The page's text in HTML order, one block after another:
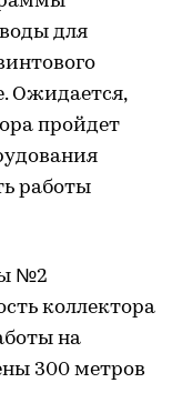
для
Ожидается,
пройдет
работы
№2
коллектора
на
300 метров